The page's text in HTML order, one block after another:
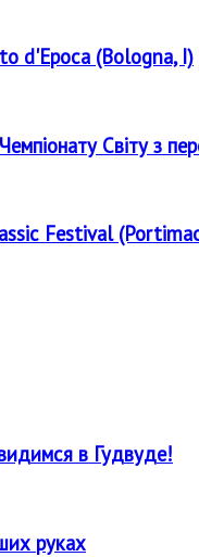
d'Epoca (Bologna, I)
Світу з
Festival
в Гудвуде!
руках